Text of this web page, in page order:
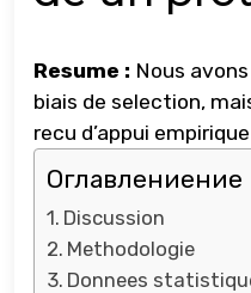
Resume : Nous
biais de selection,
recu d’appui
Оглавлениение
Discussion
Methodologie
Donnees